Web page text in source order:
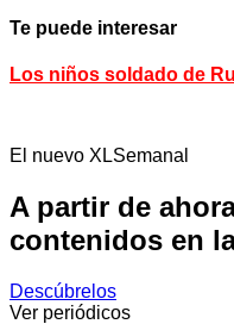
Te puede interesar
Los niños soldado de
El nuevo XLSemanal
A partir de
contenidos en
Descúbrelos
Ver periódicos